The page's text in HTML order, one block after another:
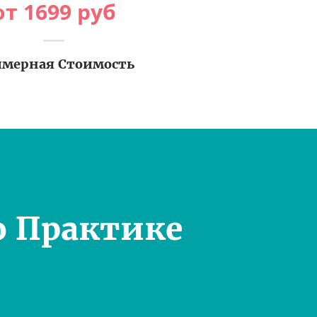
1699 руб
Стоимость
Практике